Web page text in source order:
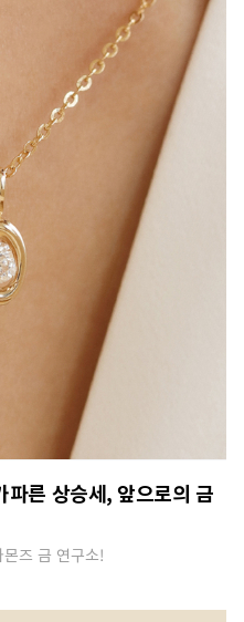
른 상승세, 앞으로의 금
즈 금 연구소!